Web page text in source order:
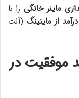
ماینر خانگی را با
از ماینینگ(آلت
موفقیت در